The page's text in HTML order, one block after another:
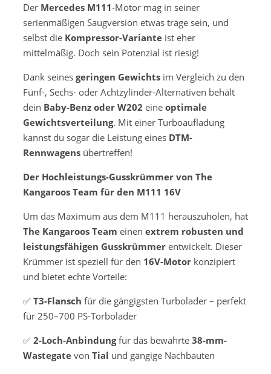
Der Mercedes M111-Motor mag in seiner
serienmäßigen Saugversion etwas träge sein, und
selbst die Kompressor-Variante ist eher
mittelmäßig. Doch sein Potenzial ist riesig!
Dank seines geringen Gewichts im Vergleich zu den
Fünf-, Sechs- oder Achtzylinder-Alternativen behält
dein Baby-Benz oder W202 eine optimale
Gewichtsverteilung. Mit einer Turboaufladung
kannst du sogar die Leistung eines DTM-
Rennwagens übertreffen!
Der Hochleistungs-Gusskrümmer von The
Kangaroos Team für den M111 16V
Um das Maximum aus dem M111 herauszuholen, hat
The Kangaroos Team einen extrem robusten und
leistungsfähigen Gusskrümmer entwickelt. Dieser
Krümmer ist speziell für den 16V-Motor konzipiert
und bietet echte Vorteile:
✅ T3-Flansch für die gängigsten Turbolader – perfekt
für 250–700 PS-Torbolader
✅ 2-Loch-Anbindungfür das bewährte 38-mm-
Wastegate von Tial und gängige Nachbauten